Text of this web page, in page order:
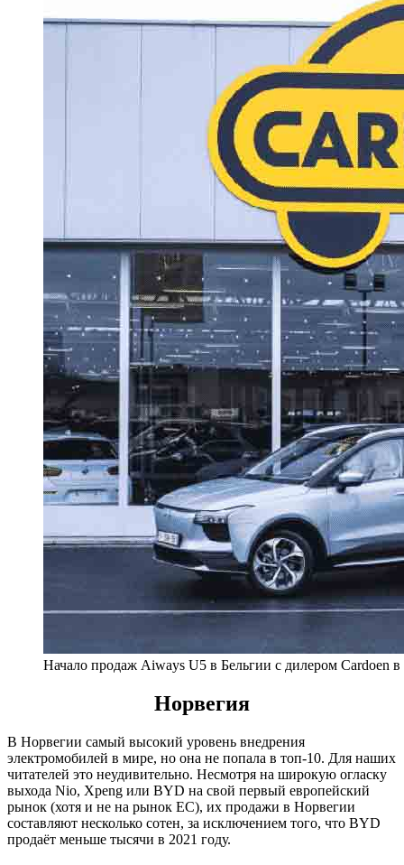
Начало продаж Aiways U5 в Бельгии с дилером Cardoen в
Норвегия
В Норвегии самый высокий уровень внедрения
электромобилей в мире, но она не попала в топ-10. Для наших
читателей это неудивительно. Несмотря на широкую огласку
выхода Nio, Xpeng или BYD на свой первый европейский
рынок (хотя и не на рынок ЕС), их продажи в Норвегии
составляют несколько сотен, за исключением того, что BYD
продаёт меньше тысячи в 2021 году.